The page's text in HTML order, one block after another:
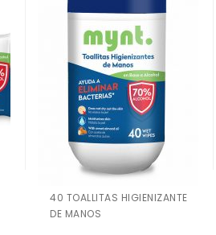
40 TOALLITAS HIGIENIZANTE
DE MANOS